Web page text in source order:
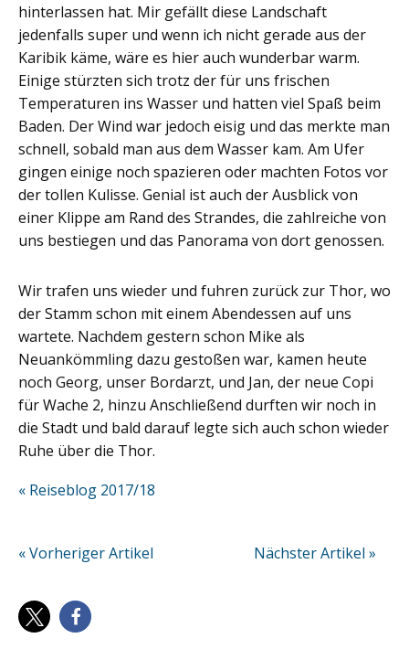
hinterlassen hat. Mir gefällt diese Landschaft
jedenfalls super und wenn ich nicht gerade aus der
Karibik käme, wäre es hier auch wunderbar warm.
Einige stürzten sich trotz der für uns frischen
Temperaturen ins Wasser und hatten viel Spaß beim
Baden. Der Wind war jedoch eisig und das merkte man
schnell, sobald man aus dem Wasser kam. Am Ufer
gingen einige noch spazieren oder machten Fotos vor
der tollen Kulisse. Genial ist auch der Ausblick von
einer Klippe am Rand des Strandes, die zahlreiche von
uns bestiegen und das Panorama von dort genossen.
Wir trafen uns wieder und fuhren zurück zur Thor, wo
der Stamm schon mit einem Abendessen auf uns
wartete. Nachdem gestern schon Mike als
Neuankömmling dazu gestoßen war, kamen heute
noch Georg, unser Bordarzt, und Jan, der neue Copi
für Wache 2, hinzu Anschließend durften wir noch in
die Stadt und bald darauf legte sich auch schon wieder
Ruhe über die Thor.
« Reiseblog 2017/18
Nächster Artikel »
« Vorheriger Artikel